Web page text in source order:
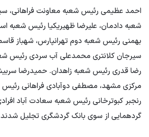
احمد عظیمی رئیس شعبه معاونت فراهانی،
شعبه دادمان، علیرضا ظهیریکیا رئیس شعبه
بهمنی رئیس شعبه دوم تهرانپارس، شهباز
سیرجان کلانتری محمدعلی آب سردی رئیس
رضا قدری رئیس شعبه زاهدان. حمیدرضا
مرکزی مشهد، مصطفی دوآبادی فراهانی رئیس
رنجبر کبوترخانی رئیس شعبه سعادت آباد
گردهمایی از سوی بانک گردشگری تجلیل